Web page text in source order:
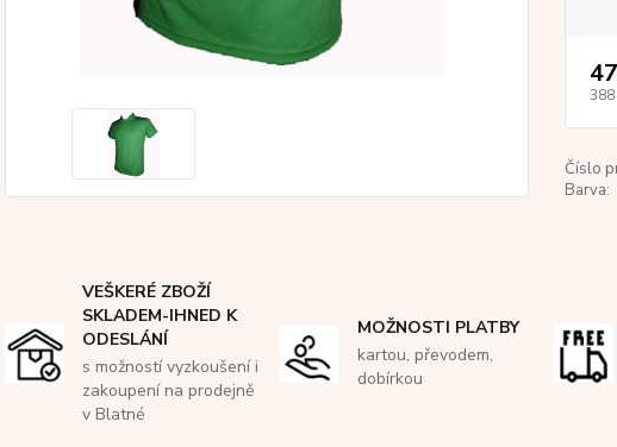
388
Číslo
Barva:
VEŠKERÉ ZBOŽÍ
SKLADEM-IHNED K
ODESLÁNÍ
s možností vyzkoušení i
zakoupení na prodejně
v Blatné
MOŽNOSTI PLATBY
kartou, převodem,
dobírkou